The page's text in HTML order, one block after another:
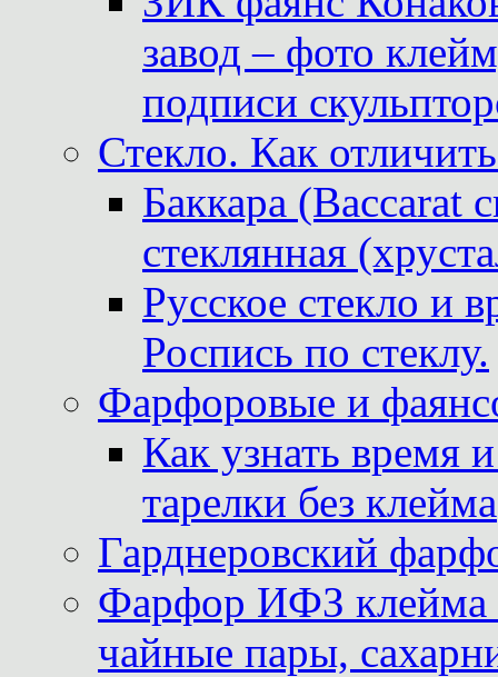
завод – фото
подписи
Стекло. Как
Баккара (Baccarat
стеклянная
Русское стекло и
Роспись по стеклу.
Фарфоровые и
Как узнать время
тарелки без клейма
Гарднеровский
Фарфор ИФЗ клейма
чайные пары,